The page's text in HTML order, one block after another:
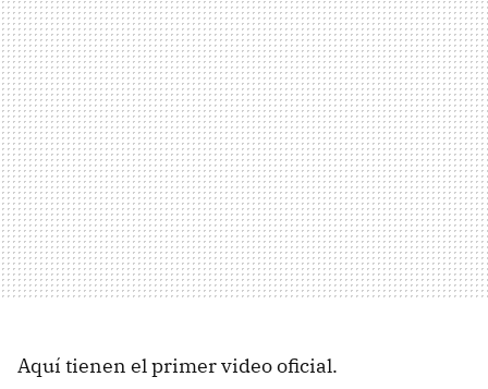
Aquí tienen el primer video oficial.